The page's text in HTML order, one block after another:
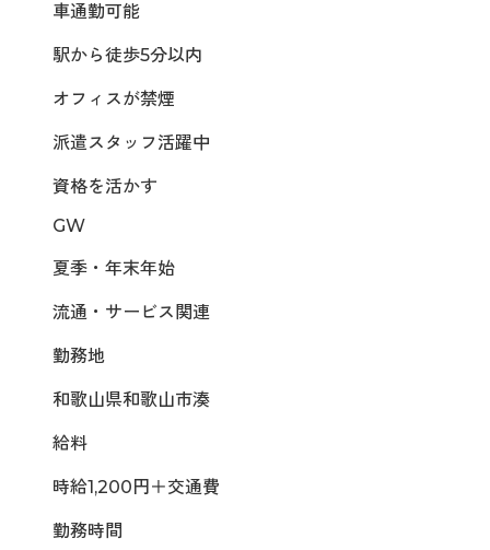
車通勤可能
駅から徒歩5分以内
オフィスが禁煙
派遣スタッフ活躍中
資格を活かす
GW
夏季・年末年始
流通・サービス関連
勤務地
和歌山県和歌山市湊
給料
時給1,200円＋交通費
勤務時間